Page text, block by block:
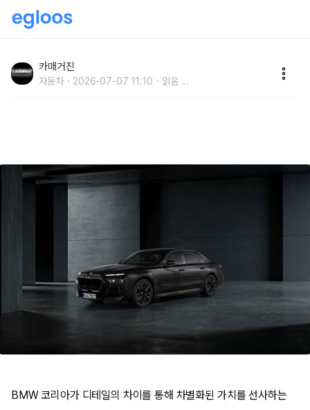
740i xDrive M 스포츠 프로’ 출시
카매거진
자동차 2026-07-07 11:10 읽음 ...
BMW 코리아가 디테일의 차이를 통해 차별화된 가치를 선사하는